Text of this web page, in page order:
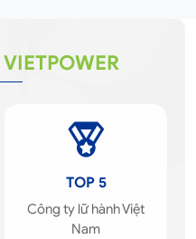
VIETPOWER
TOP 5
Công ty lữ hành Việt
Nam